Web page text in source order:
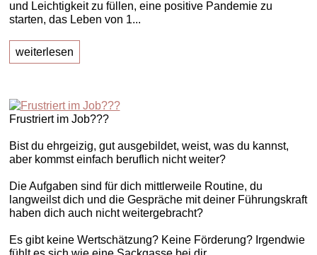
und Leichtigkeit zu füllen, eine positive Pandemie zu
starten, das Leben von 1...
weiterlesen
Frustriert im Job???
Bist du ehrgeizig, gut ausgebildet, weist, was du kannst,
aber kommst einfach beruflich nicht weiter?
Die Aufgaben sind für dich mittlerweile Routine, du
langweilst dich und die Gespräche mit deiner Führungskraft
haben dich auch nicht weitergebracht?
Es gibt keine Wertschätzung? Keine Förderung? Irgendwie